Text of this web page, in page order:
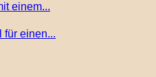
einem...
für einen...